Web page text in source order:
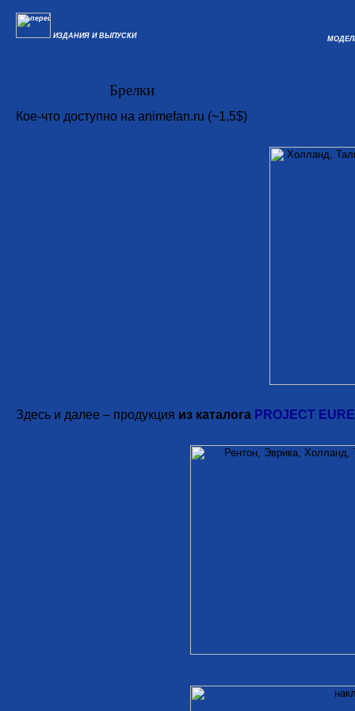
ИЗДАНИЯ И ВЫПУСКИ
Брелки
Кое-что доступно на animefan.ru (~1,5$)
Здесь и далее – продукция из каталога PROJECT